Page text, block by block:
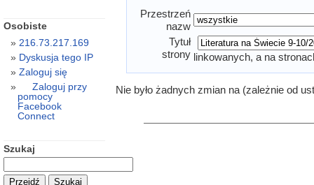
Przestrzeń
nazw
Tytuł
strony linkowanych, a na
Nie było żadnych zmian na (zależnie od
Osobiste
216.73.217.169
Dyskusja tego IP
Zaloguj się
Zaloguj przy
pomocy
Facebook
Connect
Szukaj